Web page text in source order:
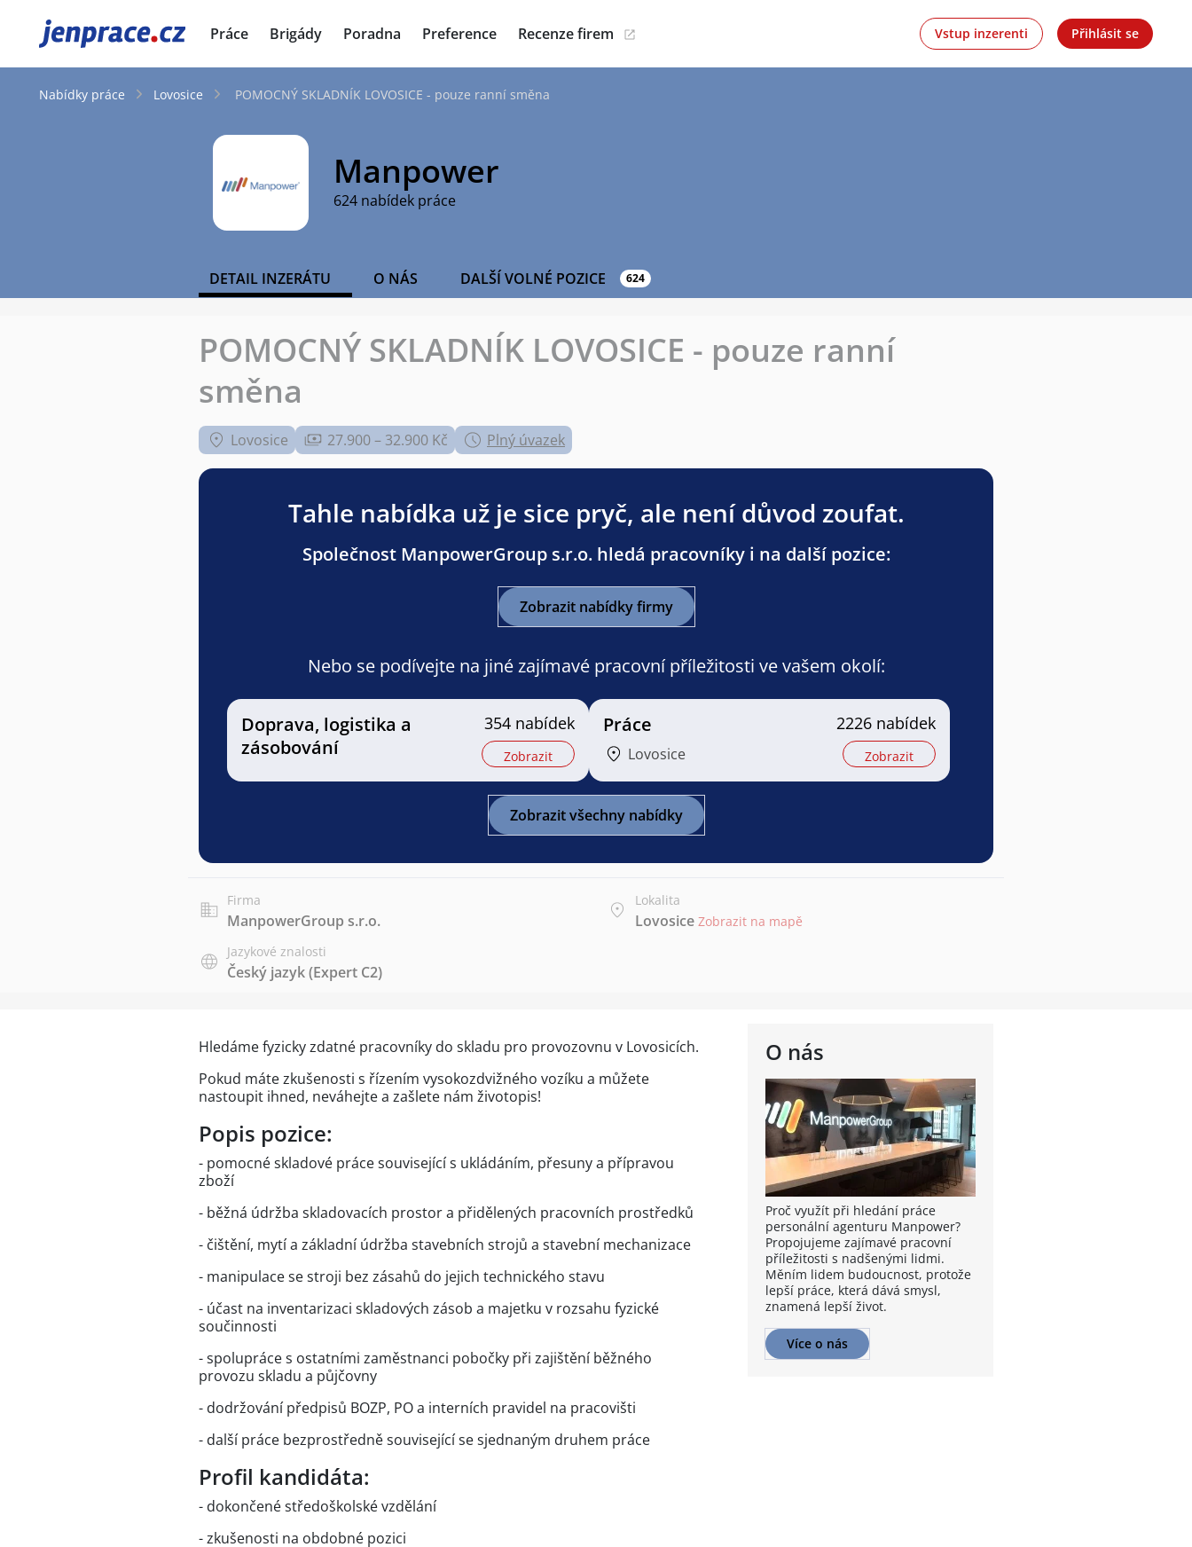
JenPráce.cz Práce Brigády Poradna Preference Recenze firem Vstup inzerenti Přihlásit se
Nabídky práce Lovosice POMOCNÝ SKLADNÍK LOVOSICE - pouze ranní směna
Manpower
624 nabídek práce
DETAIL INZERÁTU O NÁS DALŠÍ VOLNÉ POZICE 624
POMOCNÝ SKLADNÍK LOVOSICE - pouze ranní
směna
Lovosice 27.900 – 32.900 Kč Plný úvazek
Tahle nabídka už je sice pryč, ale není důvod zoufat.
Společnost ManpowerGroup s.r.o. hledá pracovníky i na další pozice:
Zobrazit nabídky firmy
Nebo se podívejte na jiné zajímavé pracovní příležitosti ve vašem okolí:
Doprava, logistika a
zásobování
354 nabídek
Zobrazit
Práce
Lovosice
2226 nabídek
Zobrazit
Zobrazit všechny nabídky
Firma
ManpowerGroup s.r.o.
Lokalita
Lovosice Zobrazit na mapě
Jazykové znalosti
Český jazyk(Expert C2)
O nás
Proč využít při hledání práce
personální agenturu Manpower?
Propojujeme zajímavé pracovní
příležitosti s nadšenými lidmi.
Měním lidem budoucnost, protože
lepší práce, která dává smysl,
znamená lepší život.
Více o nás
Hledáme fyzicky zdatné pracovníky do skladu pro provozovnu v Lovosicích.
Pokud máte zkušenosti s řízením vysokozdvižného vozíku a můžete
nastoupit ihned, neváhejte a zašlete nám životopis!
Popis pozice:
- pomocné skladové práce související s ukládáním, přesuny a přípravou
zboží
- běžná údržba skladovacích prostor a přidělených pracovních prostředků
- čištění, mytí a základní údržba stavebních strojů a stavební mechanizace
- manipulace se stroji bez zásahů do jejich technického stavu
- účast na inventarizaci skladových zásob a majetku v rozsahu fyzické
součinnosti
- spolupráce s ostatními zaměstnanci pobočky při zajištění běžného
provozu skladu a půjčovny
- dodržování předpisů BOZP, PO a interních pravidel na pracovišti
- další práce bezprostředně související se sjednaným druhem práce
Profil kandidáta:
- dokončené středoškolské vzdělání
- zkušenosti na obdobné pozici